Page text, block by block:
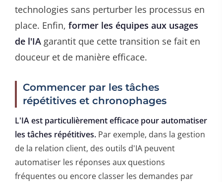
technologies sans perturber les processus en
place. Enfin, former les équipes aux usages
de l'IA garantit que cette transition se fait en
douceur et de manière efficace.
Commencer par les tâches
répétitives et chronophages
L'IA est particulièrement efficace pour automatiser
les tâches répétitives. Par exemple, dans la gestion
de la relation client, des outils d'IA peuvent
automatiser les réponses aux questions
fréquentes ou encore classer les demandes par